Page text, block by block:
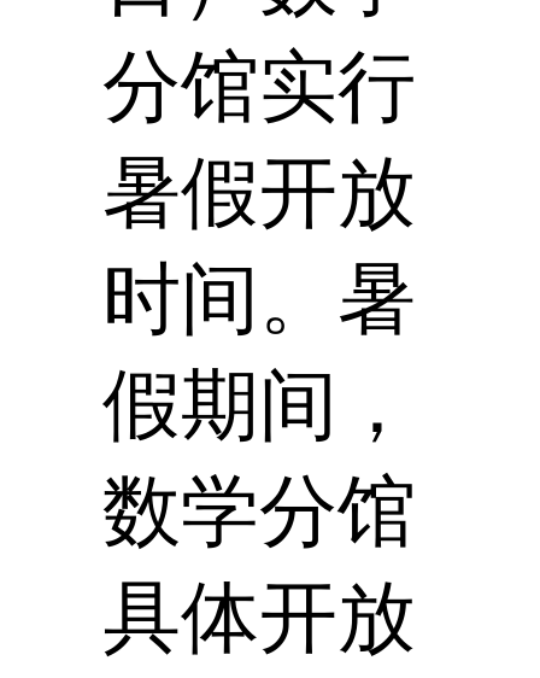
分馆实行
暑假开放
时间。暑
假期间，
数学分馆
具体开放